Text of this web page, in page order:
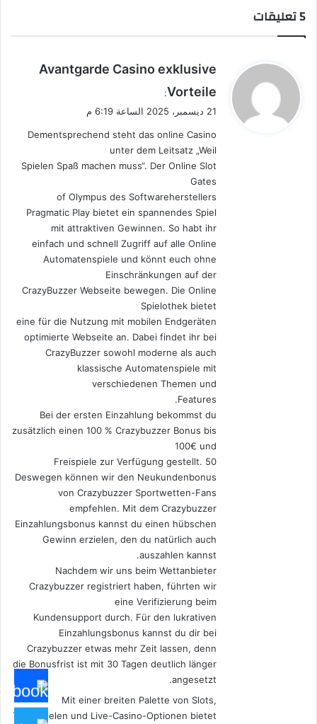
‫5 تعليقات
ي
و
ل
Avantgarde Casino exklusive
Vorteile
:
21 ديسمبر، 2025 الساعة 6:19 م
Dementsprechend steht das online Casino
unter dem Leitsatz „Weil
Spielen Spaß machen muss“. Der Online Slot
Gates
of Olympus des Softwareherstellers
Pragmatic Play bietet ein spannendes Spiel
mit attraktiven Gewinnen. So habt ihr
einfach und schnell Zugriff auf alle Online
Automatenspiele und könnt euch ohne
Einschränkungen auf der
CrazyBuzzer Webseite bewegen. Die Online
Spielothek bietet
eine für die Nutzung mit mobilen Endgeräten
optimierte Webseite an. Dabei findet ihr bei
CrazyBuzzer sowohl moderne als auch
klassische Automatenspiele mit
verschiedenen Themen und
Features.
Bei der ersten Einzahlung bekommst du
zusätzlich einen 100 % Crazybuzzer Bonus bis
100€ und
50 Freispiele zur Verfügung gestellt.
Deswegen können wir den Neukundenbonus
von Crazybuzzer Sportwetten-Fans
empfehlen. Mit dem Crazybuzzer
Einzahlungsbonus kannst du einen hübschen
Gewinn erzielen, den du natürlich auch
auszahlen kannst.
Nachdem wir uns beim Wettanbieter
Crazybuzzer registriert haben, führten wir
eine Verifizierung beim
Kundensupport durch. Für den lukrativen
Einzahlungsbonus kannst du dir bei
Crazybuzzer etwas mehr Zeit lassen, denn
die Bonusfrist ist mit 30 Tagen deutlich länger
angesetzt.
Mit einer breiten Palette von Slots,
Tischspielen und Live-Casino-Optionen bietet